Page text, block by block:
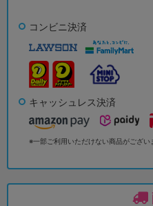
コンビニ決済
キャッシュレス決済
※一部ご利用いただけない商品がござい